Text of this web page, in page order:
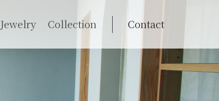
Jewelry Collection Contact